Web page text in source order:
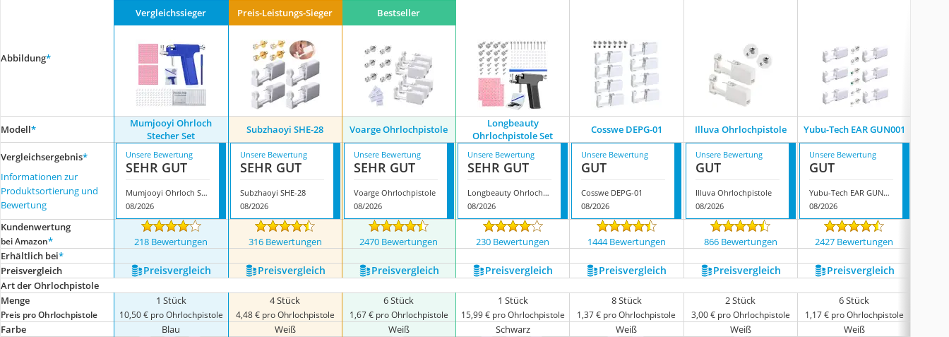
Sicherheitsweste Reiten
Abbildung*
Vergleichssieger Preis-Leistungs-Sieger Bestseller
Modell*
Mumjooyi Ohrloch
Stecher Set
Subzhaoyi SHE-28 Voarge Ohrlochpistole
Longbeauty
Ohrlochpistole Set
Cosswe DEPG-01 Illuva Ohrlochpistole Yubu-Tech EAR GUN001
Vergleichsergebnis*
Informationen zur
Produktsortierung und
Bewertung
Unsere Bewertung
SEHR GUT
Mumjooyi Ohrloch Stecher Set
08/2026
Unsere Bewertung
SEHR GUT
Subzhaoyi SHE-28
08/2026
Unsere Bewertung
SEHR GUT
Voarge Ohrlochpistole
08/2026
Unsere Bewertung
SEHR GUT
Longbeauty Ohrlochpistole Set
08/2026
Unsere Bewertung
GUT
Cosswe DEPG-01
08/2026
Unsere Bewertung
GUT
Illuva Ohrlochpistole
08/2026
Unsere Bewertung
GUT
Yubu-Tech EAR GUN001
08/2026
Kundenwertung
bei Amazon* 218 Bewertungen 316 Bewertungen 2470 Bewertungen 230 Bewertungen 1444 Bewertungen 866 Bewertungen 2427 Bewertungen
Erhältlich bei*
Preis­vergleich
Preis­vergleich Preis­vergleich Preis­vergleich Preis­vergleich Preis­vergleich Preis­vergleich Preis­vergleich
Art der Ohrlochpistole
Menge
Preis pro Ohrlochpistole
1 Stück
10,50 € pro Ohrlochpistole
4 Stück
4,48 € pro Ohrlochpistole
6 Stück
1,67 € pro Ohrlochpistole
1 Stück
15,99 € pro Ohrlochpistole
8 Stück
1,37 € pro Ohrlochpistole
2 Stück
3,00 € pro Ohrlochpistole
6 Stück
1,17 € pro Ohrlochpistole
Farbe Blau Weiß Weiß Schwarz Weiß Weiß
Weiß